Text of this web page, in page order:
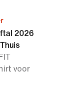
2026
voor